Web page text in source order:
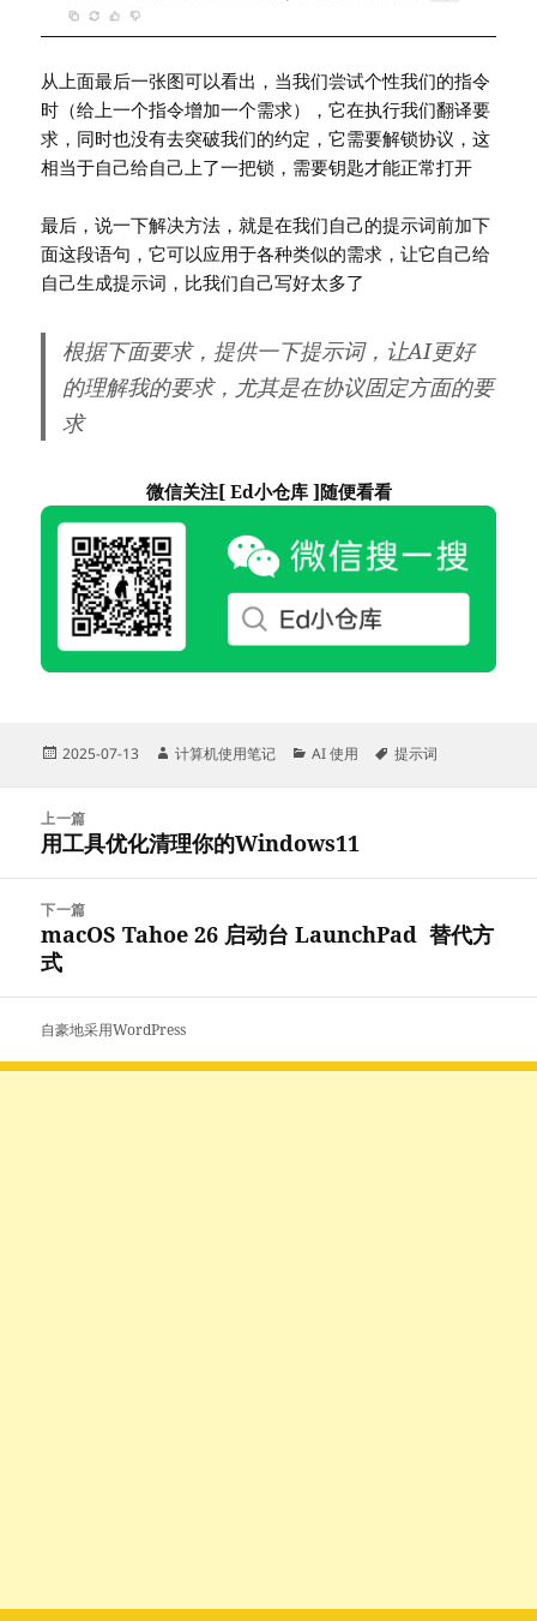
从上面最后一张图可以看出，当我们尝试个性我们的指令
时（给上一个指令增加一个需求），它在执行我们翻译要
求，同时也没有去突破我们的约定，它需要解锁协议，这
相当于自己给自己上了一把锁，需要钥匙才能正常打开
最后，说一下解决方法，就是在我们自己的提示词前加下
面这段语句，它可以应用于各种类似的需求，让它自己给
自己生成提示词，比我们自己写好太多了
根据下面要求，提供一下提示词，让AI更好
的理解我的要求，尤其是在协议固定方面的要
求
微信关注[ Ed小仓库 ]随便看看
发
2025-07-13
作
计算机使用笔记
分
AI 使用
标
提示词
航
上一篇
上
文
章：
用工具优化清理你的Windows11
下一篇
下
篇
文
章：
macOS Tahoe 26 启动台 LaunchPad 替代方
式
自豪地采用WordPress